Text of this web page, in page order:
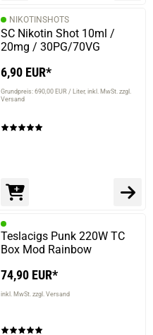
NIKOTINSHOTS
SC Nikotin Shot 10ml /
20mg / 30PG/70VG
6,90 EUR*
Grundpreis: 690,00 EUR / Liter inkl. MwSt. zzgl.
Versand
Teslacigs Punk 220W TC
Box Mod Rainbow
74,90 EUR*
inkl. MwSt. zzgl. Versand